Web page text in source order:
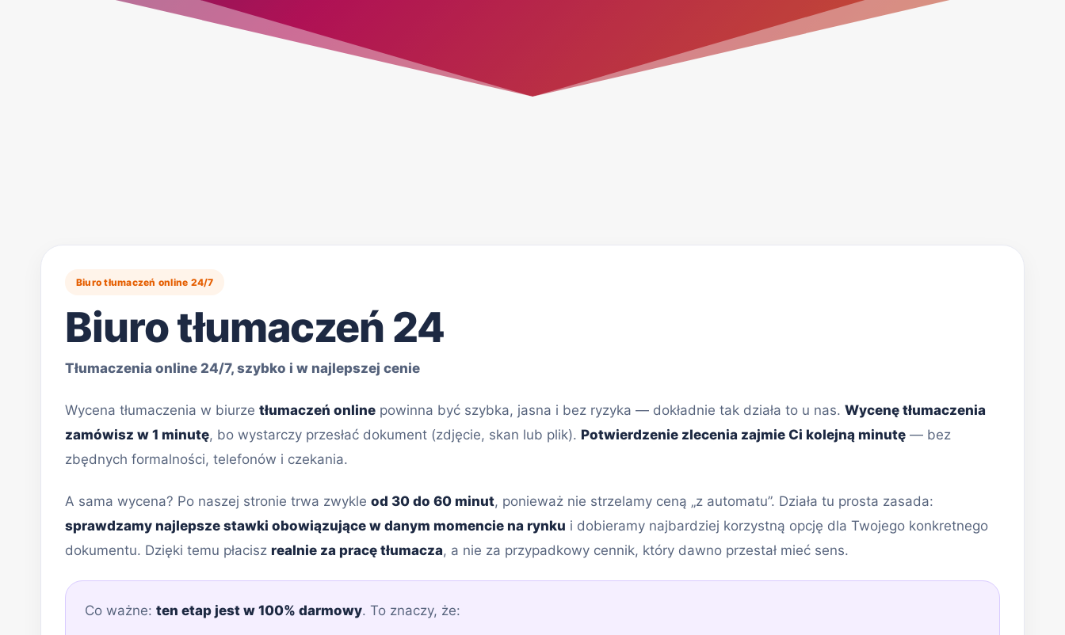
Biuro tłumaczeń online 24/7
Biuro tłumaczeń 24
Tłumaczenia online 24/7, szybko i w najlepszej cenie
Wycena tłumaczenia w biurze tłumaczeń online powinna być szybka, jasna i bez ryzyka — dokładnie tak działa to u nas. Wycenę tłumaczenia
zamówisz w 1 minutę, bo wystarczy przesłać dokument (zdjęcie, skan lub plik). Potwierdzenie zlecenia zajmie Ci kolejną minutę — bez
zbędnych formalności, telefonów i czekania.
A sama wycena? Po naszej stronie trwa zwykle od 30 do 60 minut, ponieważ nie strzelamy ceną „z automatu”. Działa tu prosta zasada:
sprawdzamy najlepsze stawki obowiązujące w danym momencie na rynku i dobieramy najbardziej korzystną opcję dla Twojego konkretnego
dokumentu. Dzięki temu płacisz realnie za pracę tłumacza, a nie za przypadkowy cennik, który dawno przestał mieć sens.
Co ważne: ten etap jest w 100% darmowy. To znaczy, że: